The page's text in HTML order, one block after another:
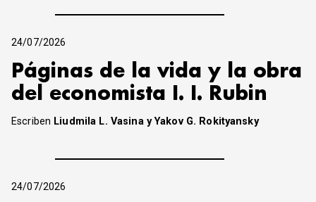
24/07/2026
Páginas de la vida y la obra
del economista I. I. Rubin
Escriben Liudmila L. Vasina y Yakov G. Rokityansky
24/07/2026